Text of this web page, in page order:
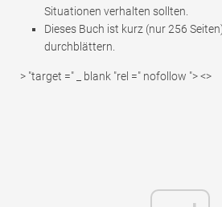
Situationen verhalten sollten.
Dieses Buch ist kurz (nur 256
durchblättern.
> "target =" _ blank "rel =" nofollow "> <>